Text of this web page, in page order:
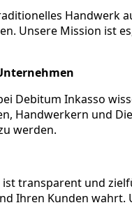
Unsere Mission ist
Debitum Inkasso
Handwerkern und
werden.
transparent und
Ihren Kunden